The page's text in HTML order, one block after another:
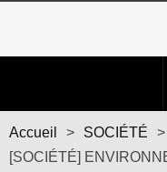
Accueil > SOCIÉTÉ
>
[SOCIÉTÉ]